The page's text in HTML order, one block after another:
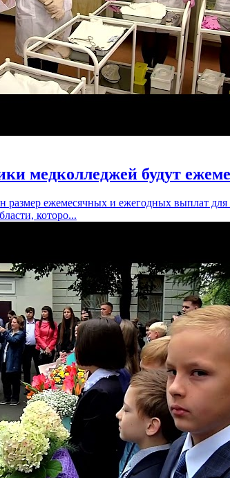
медколледжей будут
размер ежемесячных и ежегодных выплат
которо...